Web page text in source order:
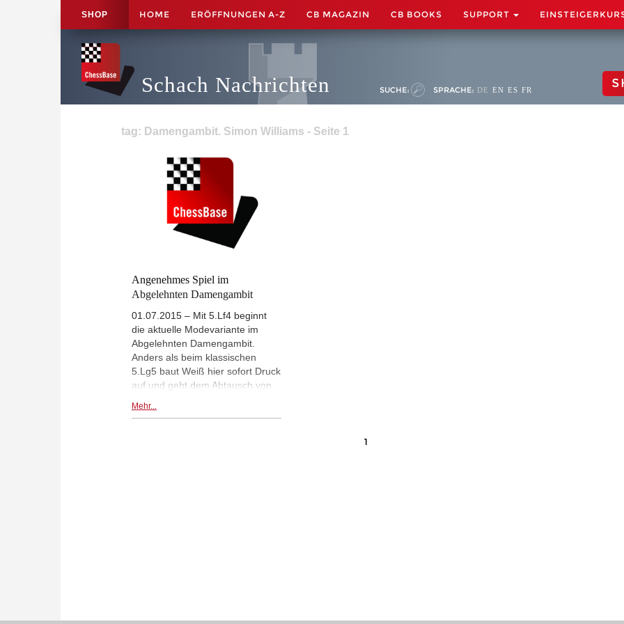
SHOP HOME ERÖFFNUNGEN A-Z CB MAGAZIN CB BOOKS SUPPORT
Schach Nachrichten SUCHE: SPRACHE: DE EN ES FR
tag: Damengambit. Simon Williams - Seite 1
Angenehmes Spiel im
Abgelehnten Damengambit
01.07.2015 – Mit 5.Lf4 beginnt
die aktuelle Modevariante im
Abgelehnten Damengambit.
Anders als beim klassischen
5.Lg5 baut Weiß hier sofort Druck
auf und geht dem Abtausch von
Wege. Das ist ganz nach dem
Mehr...
1